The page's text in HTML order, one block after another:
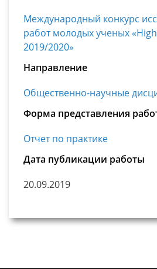
Международный конкурс
работ молодых ученых
2019/2020»
Направление
Общественно-научные
Форма представления
Отчет по практике
Дата публикации работы
20.09.2019